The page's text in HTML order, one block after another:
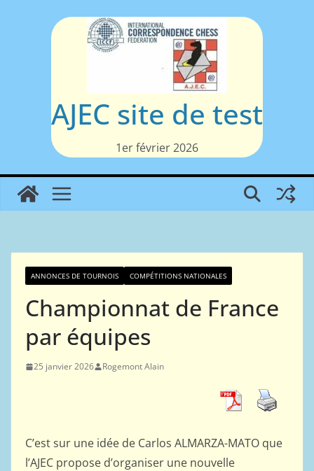
AJEC site de test
1er février 2026
ANNONCES DE TOURNOIS COMPÉTITIONS NATIONALES
Championnat de France
par équipes
25 janvier 2026 Rogemont Alain
C’est sur une idée de Carlos ALMARZA-MATO que
l’AJEC propose d’organiser une nouvelle